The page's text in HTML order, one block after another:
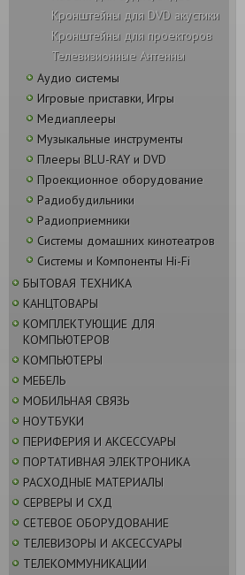
Кронштейны для DVD акустики
Кронштейны для проекторов
Телевизионные Антенны
Аудио системы
Игровые приставки, Игры
Медиаплееры
Музыкальные инструменты
Плееры BLU-RAY и DVD
Проекционное оборудование
Радиобудильники
Радиоприемники
Системы домашних кинотеатров
Системы и Компоненты Hi-Fi
БЫТОВАЯ ТЕХНИКА
КАНЦТОВАРЫ
КОМПЛЕКТУЮЩИЕ ДЛЯ
КОМПЬЮТЕРОВ
КОМПЬЮТЕРЫ
МЕБЕЛЬ
МОБИЛЬНАЯ СВЯЗЬ
НОУТБУКИ
ПЕРИФЕРИЯ И АКСЕССУАРЫ
ПОРТАТИВНАЯ ЭЛЕКТРОНИКА
РАСХОДНЫЕ МАТЕРИАЛЫ
СЕРВЕРЫ И СХД
СЕТЕВОЕ ОБОРУДОВАНИЕ
ТЕЛЕВИЗОРЫ И АКСЕССУАРЫ
ТЕЛЕКОММУНИКАЦИИ